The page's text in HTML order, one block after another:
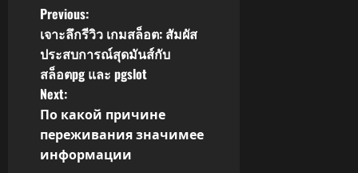
P
o
s
t
n
Previous:
เจาะลึกรีวิว เกมสล็อต: สัมผัส
ประสบการณ์สุดมันส์กับ
สล็อตpg และ pgslot
Next:
По какой причине
переживания значимее
информации